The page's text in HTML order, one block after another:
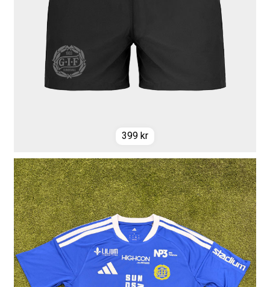
399 kr
GIF Sundsvall Badshorts